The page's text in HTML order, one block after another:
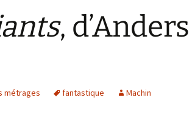
, d’Anders
métrages fantastique Machin